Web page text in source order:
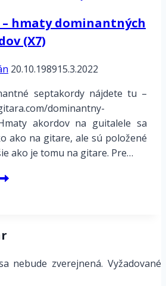
hmaty dominantných
(X7)
20.10.198915.3.2022
septakordy nájdete tu –
dominantny-
akordov na guitalele sa
ako na gitare, ale sú položené
ako je tomu na gitare. Pre…
nebude zverejnená. Vyžadované